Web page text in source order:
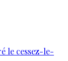
le cessez-le-